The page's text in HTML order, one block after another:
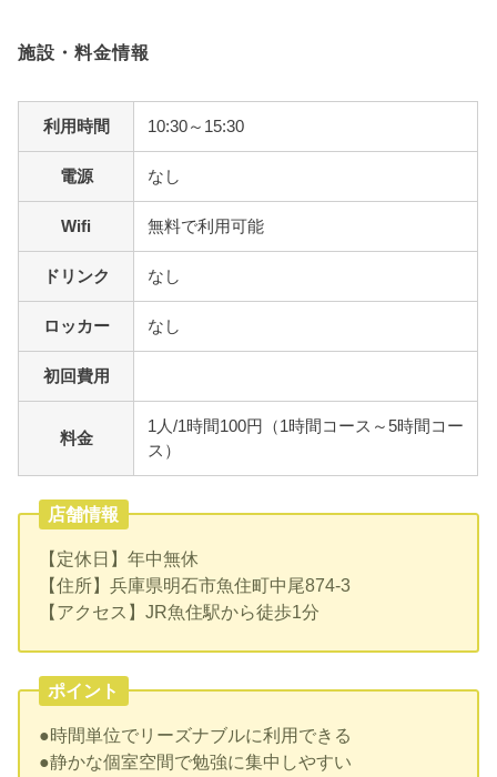
施設・料金情報
利用時間 10:30～15:30
電源 なし
Wifi 無料で利用可能
ドリンク なし
ロッカー なし
初回費用
料金
1人/1時間100円（1時間コース～5時間コー
ス）
店舗情報
【定休日】年中無休
【住所】兵庫県明石市魚住町中尾874-3
【アクセス】JR魚住駅から徒歩1分
ポイント
●時間単位でリーズナブルに利用できる
●静かな個室空間で勉強に集中しやすい